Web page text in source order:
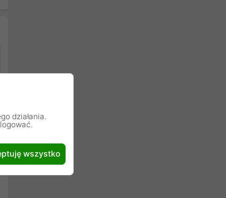
działania.
wszystko